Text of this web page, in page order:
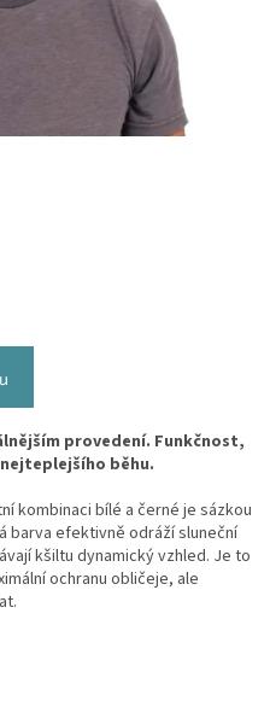
provedení. Funkčnost,
běhu.
kombinaci bílé a černé je sázkou
barva efektivně odráží sluneční
kšiltu dynamický vzhled. Je to
ochranu obličeje, ale